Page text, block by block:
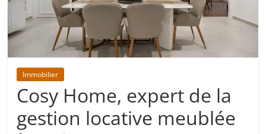
Immobilier
Cosy Home, expert de la
gestion locative meublée